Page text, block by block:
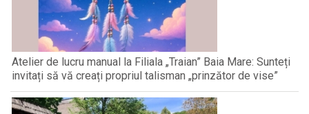
Atelier de lucru manual la Filiala „Traian” Baia Mare: Sunteți
invitați să vă creați propriul talisman „prinzător de vise”